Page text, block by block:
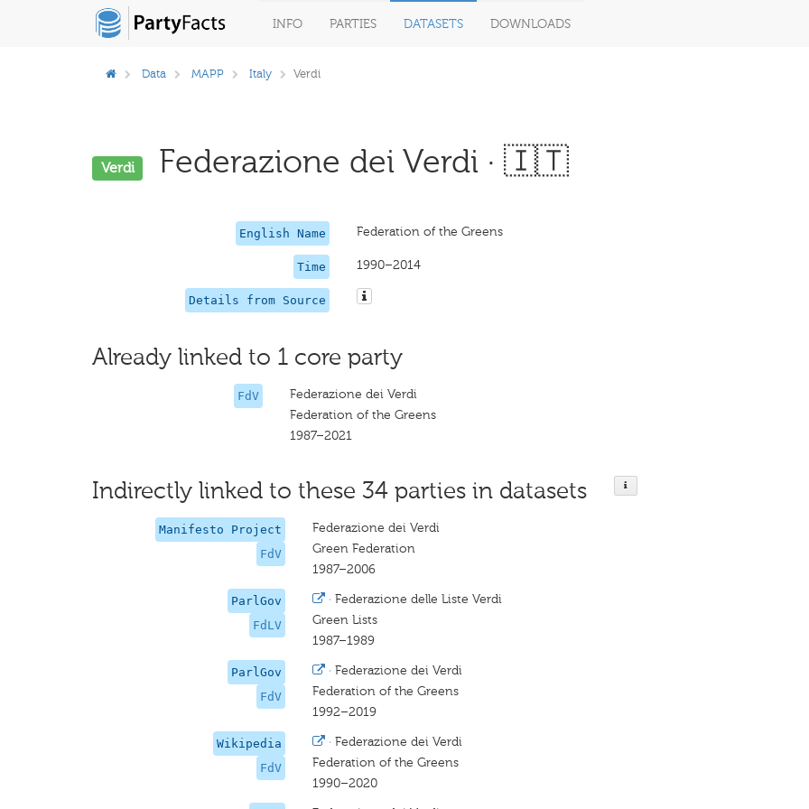
INFO PARTIES DATASETS DOWNLOADS
Data MAPP Italy Verdi
Verdi Federazione dei Verdi · 🇮🇹
English Name Federation of the Greens
Time 1990–2014
Details from Source
Already linked to 1 core party
FdV
Federazione dei Verdi
Federation of the Greens
1987–2021
Indirectly linked to these 34 parties in datasets
Manifesto Project
FdV
Federazione dei Verdi
Green Federation
1987–2006
ParlGov
FdLV
· Federazione delle Liste Verdi
Green Lists
1987–1989
ParlGov
FdV
· Federazione dei Verdi
Federation of the Greens
1992–2019
Wikipedia
FdV
· Federazione dei Verdi
Federation of the Greens
1990–2020